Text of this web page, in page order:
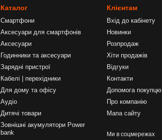
Каталог
Смартфони
Аксесуари для смартфонів
Аксесуари
Годинники та аксесуари
Зарядні пристрої
Кабелі | перехідники
Для дому та офісу
Аудіо
Дитячі товари
Зовнішні акумулятори Power
bank
Клієнтам
Вхід до кабінету
Новинки
Розпродаж
Хіти продажів
Відгуки
Контакти
Допомога покупцю
Про компанію
Мапа сайту
Ми в соцмережах